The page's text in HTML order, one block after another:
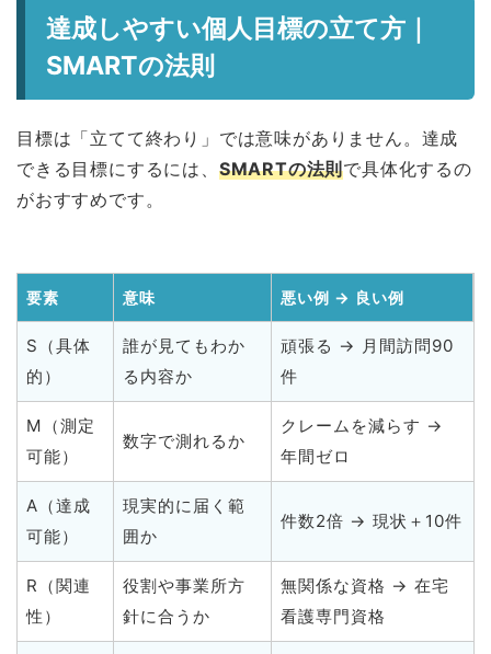
達成しやすい個人目標の立て方｜
SMARTの法則
目標は「立てて終わり」では意味がありません。達成
できる目標にするには、 SMARTの法則で具体化するの
がおすすめです。
要素 意味 悪い例 → 良い例
S（具体
的）
誰が見てもわか
る内容か
頑張る → 月間訪問90
件
M（測定
可能）
数字で測れるか
クレームを減らす →
年間ゼロ
A（達成
可能）
現実的に届く範
囲か
件数2倍 → 現状＋10件
R（関連
性）
役割や事業所方
針に合うか
無関係な資格 → 在宅
看護専門資格